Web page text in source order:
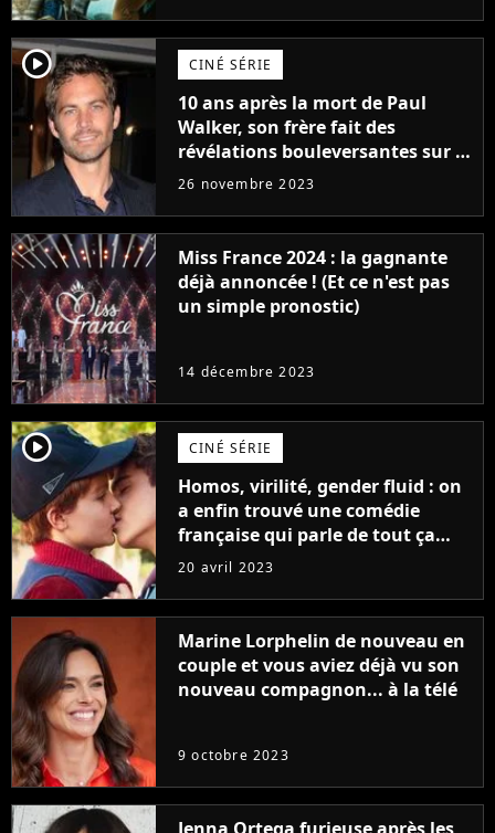
player2 CINÉ SÉRIE
10 ans après la mort de Paul
Walker, son frère fait des
révélations bouleversantes sur la
réaction des acteurs de Fast and
26 novembre 2023
Miss France 2024 : la gagnante
déjà annoncée ! (Et ce n'est pas
un simple pronostic)
14 décembre 2023
player2 CINÉ SÉRIE
Homos, virilité, gender fluid : on
a enfin trouvé une comédie
française qui parle de tout ça
sans être super ringarde
20 avril 2023
Marine Lorphelin de nouveau en
couple et vous aviez déjà vu son
nouveau compagnon... à la télé
9 octobre 2023